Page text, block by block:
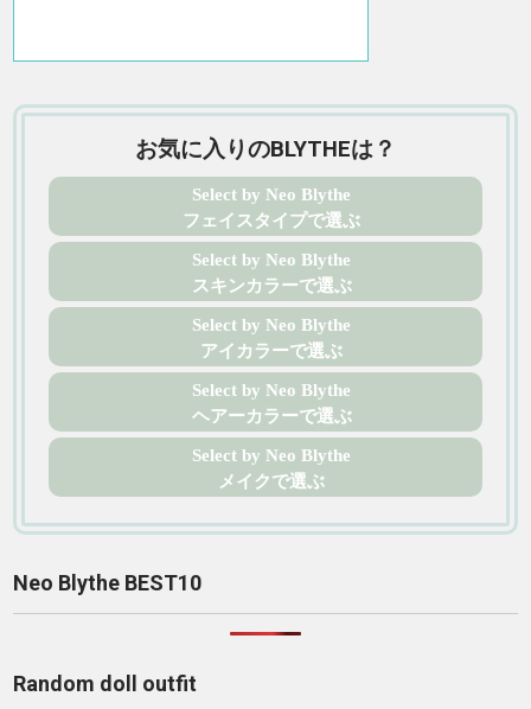
お気に入りのBLYTHEは？
Select by Neo Blythe
フェイスタイプで選ぶ
Select by Neo Blythe
スキンカラーで選ぶ
Select by Neo Blythe
アイカラーで選ぶ
Select by Neo Blythe
ヘアーカラーで選ぶ
Select by Neo Blythe
メイクで選ぶ
Neo Blythe BEST10
Random doll outfit